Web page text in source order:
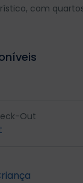
com
Out